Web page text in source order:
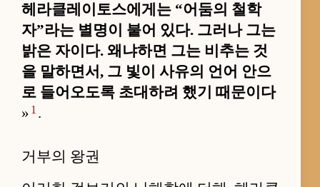
헤라클레이토스에게는 “어둠의 철학
자”라는 별명이 붙어 있다. 그러나 그는
밝은 자이다. 왜냐하면 그는 비추는 것
을 말하면서, 그 빛이 사유의 언어 안으
로 들어오도록 초대하려 했기 때문이다
» 1 .
거부의 왕권